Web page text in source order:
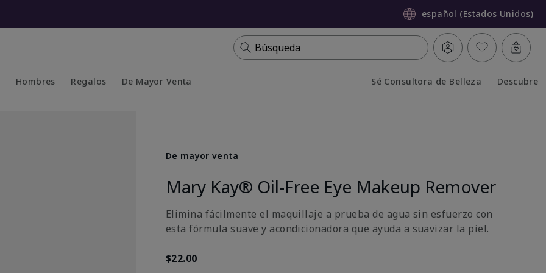
español (Estados Unidos)
Búsqueda
Hombres Regalos De Mayor Venta Sé Consultora de Belleza Descubre
De mayor venta
Mary Kay® Oil-Free Eye Makeup Remover
Elimina fácilmente el maquillaje a prueba de agua sin esfuerzo con
esta fórmula suave y acondicionadora que ayuda a suavizar la piel.
$22.00